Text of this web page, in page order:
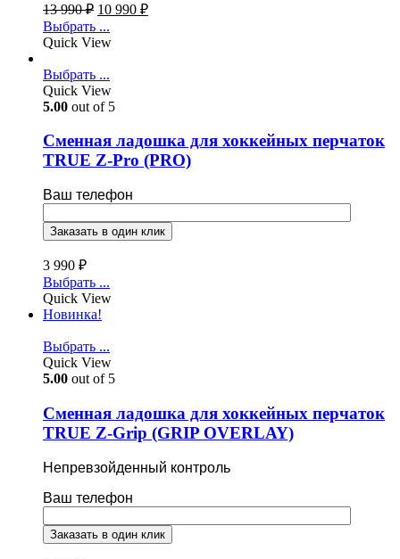
13 990₽ 10 990 ₽
Выбрать ...
Quick View
Выбрать ...
Quick View
5.00 out of 5
Cменная ладошка для хоккейных перчаток
TRUE Z-Pro (PRO)
Ваш телефон
3 990 ₽
Выбрать ...
Quick View
Новинка!
Выбрать ...
Quick View
5.00 out of 5
Cменная ладошка для хоккейных перчаток
TRUE Z-Grip (GRIP OVERLAY)
Непревзойденный контроль
Ваш телефон